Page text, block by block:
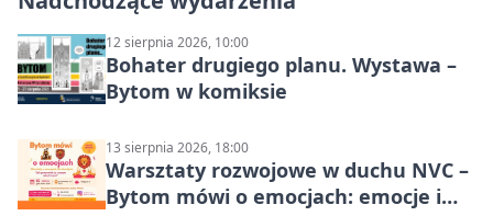
12 sierpnia 2026, 10:00
Bohater drugiego planu. Wystawa –
Bytom w komiksie
13 sierpnia 2026, 18:00
Warsztaty rozwojowe w duchu NVC –
Bytom mówi o emocjach: emocje i